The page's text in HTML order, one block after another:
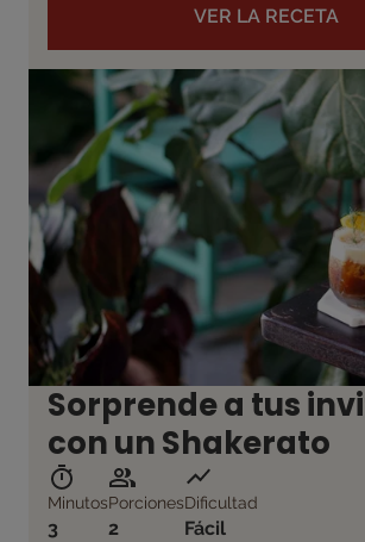
VER LA RECETA
Sorprende a tus
con un Shakerato
Minutos
3
Porciones
2
Dificultad
Fácil